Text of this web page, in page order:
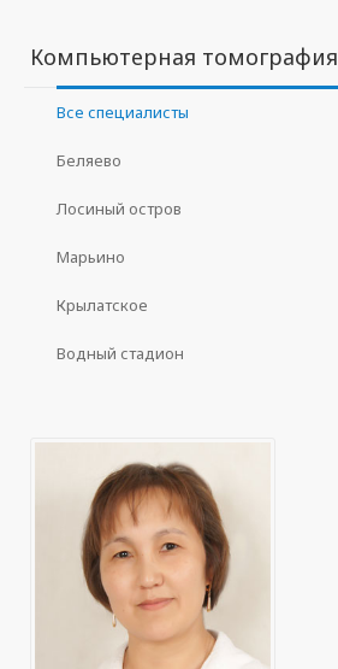
Компьютерная томография
Все специалисты
Беляево
Лосиный остров
Марьино
Крылатское
Водный стадион